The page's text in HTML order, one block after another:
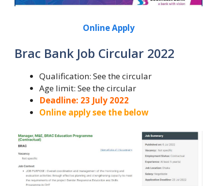
Online Apply
Brac Bank Job Circular 2022
Qualification: See the circular
Age limit: See the circular
Deadline: 23 July 2022
Online apply see the below